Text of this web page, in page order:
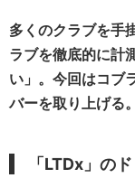
多くのクラブを手
ラブを徹底的に計
い」。今回はコブ
バーを取り上げる。
「LTDx」の